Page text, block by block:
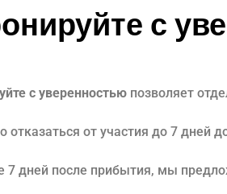
с
с уверенностью позволяет
отказаться от участия до 7 дней
7 дней после прибытия, мы